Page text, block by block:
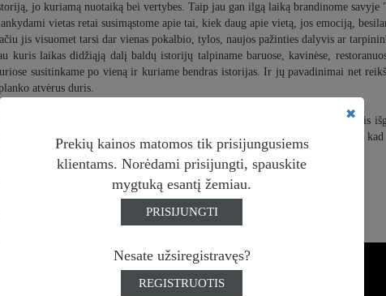
jo kuriamą nuotaiką bei vertybes. Taip jau gan ilgą laiką brandinome
vietas retai susimąstome apie tai, kiek daug apie vietą, jos emociją,
jis visuomet tarsi dar vienas pokalbio, tylos, naujos pažinties dalyvis ar
kuris laikas didžiąją dalį baldų istorijų talpiname baruose, kavinėse,
susitinkame po vieną ir kuriame bendras istorijas. Ir jų pavadinimai net
atvėrus duris.
tokia vieta jau nuo ankstaus ryto kvepia kava. Vieni užsuka paskubomis
valandą skaitydami žurnalus, dirbdami ar besišnekučiuodami. Sakoma,
- Kavalierius.
žiūrėjimo!
Prekių kainos matomos tik prisijungusiems
klientams. Norėdami prisijungti, spauskite
mygtuką esantį žemiau.
PRISIJUNGTI
Nesate užsiregistravęs?
REGISTRUOTIS
✖